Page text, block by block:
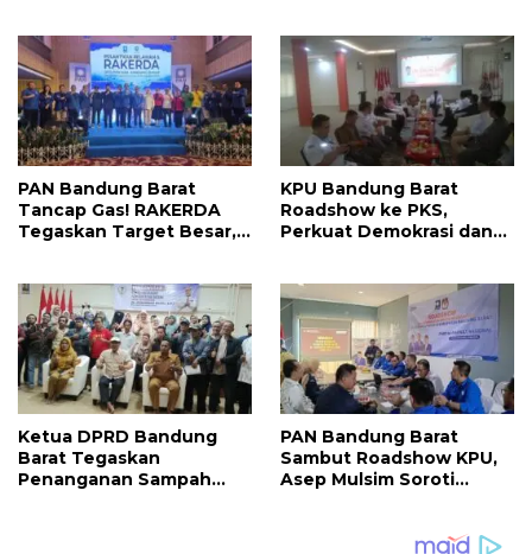
Voli hingga
Kesejahteraan Atlet
PAN Bandung Barat
Tancap Gas! RAKERDA
Tegaskan Target Besar,
KPU Bandung Barat
Roadshow ke PKS,
Perkuat Demokrasi dan
Ketua DPRD Bandung
Barat Tegaskan
Penanganan Sampah
PAN Bandung Barat
Sambut Roadshow KPU,
Asep Mulsim Soroti